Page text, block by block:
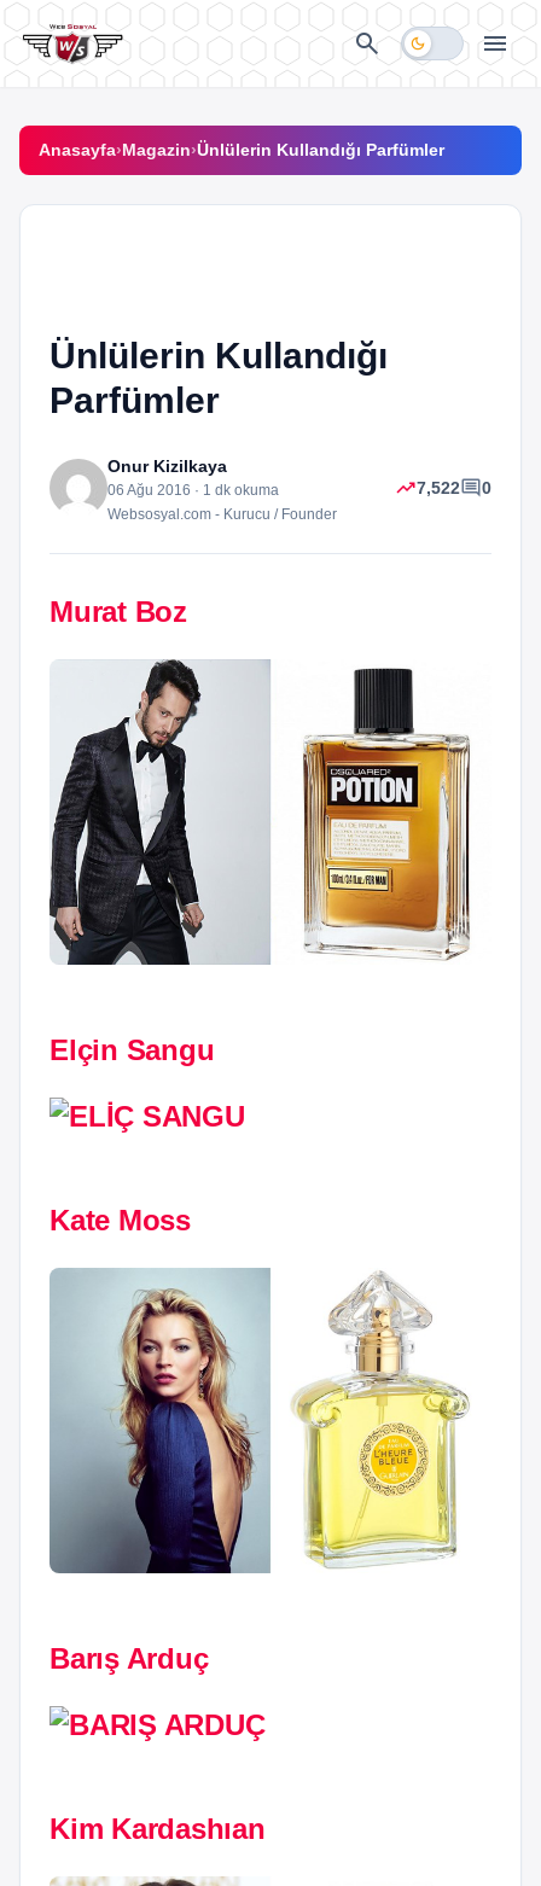
İçeriğe geç
search dark_mode menu
Anasayfa›Magazin›Ünlülerin Kullandığı Parfümler
Ünlülerin Kullandığı
Parfümler
Onur Kizilkaya
06 Ağu 2016 · 1 dk okuma
Websosyal.com - Kurucu / Founder
trending_up7,522comment0
Murat Boz
Elçin Sangu
Kate Moss
Barış Arduç
Kim Kardashıan